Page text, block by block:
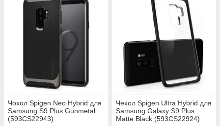
Чохол Spigen Neo Hybrid для
Samsung S9 Plus Gunmetal
(593CS22943)
Чехол Spigen Ultra Hybrid для
Samsung Galaxy S9 Plus
Matte Black (593CS22924)